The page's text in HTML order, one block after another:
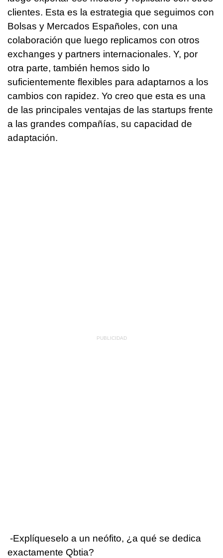
clientes. Esta es la estrategia que seguimos con
Bolsas y Mercados Españoles, con una
colaboración que luego replicamos con otros
exchanges y partners internacionales. Y, por
otra parte, también hemos sido lo
suficientemente flexibles para adaptarnos a los
cambios con rapidez. Yo creo que esta es una
de las principales ventajas de las startups frente
a las grandes compañías, su capacidad de
adaptación.
-Explíqueselo a un neófito, ¿a qué se dedica
exactamente Qbtia?